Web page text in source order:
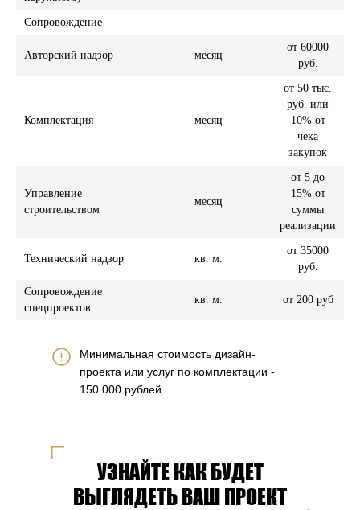
Сопровождение
Авторский надзор месяц
от 60000
руб.
Комплектация месяц
от 50 тыс.
руб. или
10% от
чека
закупок
Управление
строительством
месяц
от 5 до
15% от
суммы
реализации
Технический надзор кв. м.
от 35000
руб.
Сопровождение
спецпроектов
кв. м. от 200 руб
Минимальная стоимость дизайн-
проекта или услуг по комплектации -
150.000 рублей
УЗНАЙТЕ КАК БУДЕТ
ВЫГЛЯДЕТЬ ВАШ ПРОЕКТ